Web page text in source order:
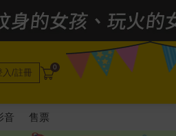
入/註冊 0
音 售票